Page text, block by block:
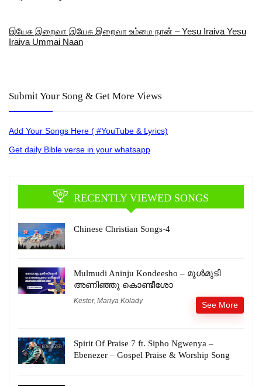
இயேசு இறைவா இயேசு இறைவா உம்மை நான் – Yesu Iraiva Yesu
Iraiva Ummai Naan
Submit Your Song & Get More Views
Add Your Songs Here ( #YouTube & Lyrics)
Get daily Bible verse in your whatsapp
RECENTLY VIEWED SONGS
Chinese Christian Songs-4
Mulmudi Aninju Kondeesho – മുൾമുടി
അണിഞ്ഞു കൊണ്ടീശോ
Kester, Mariya Kolady See More
Spirit Of Praise 7 ft. Sipho Ngwenya –
Ebenezer – Gospel Praise & Worship Song